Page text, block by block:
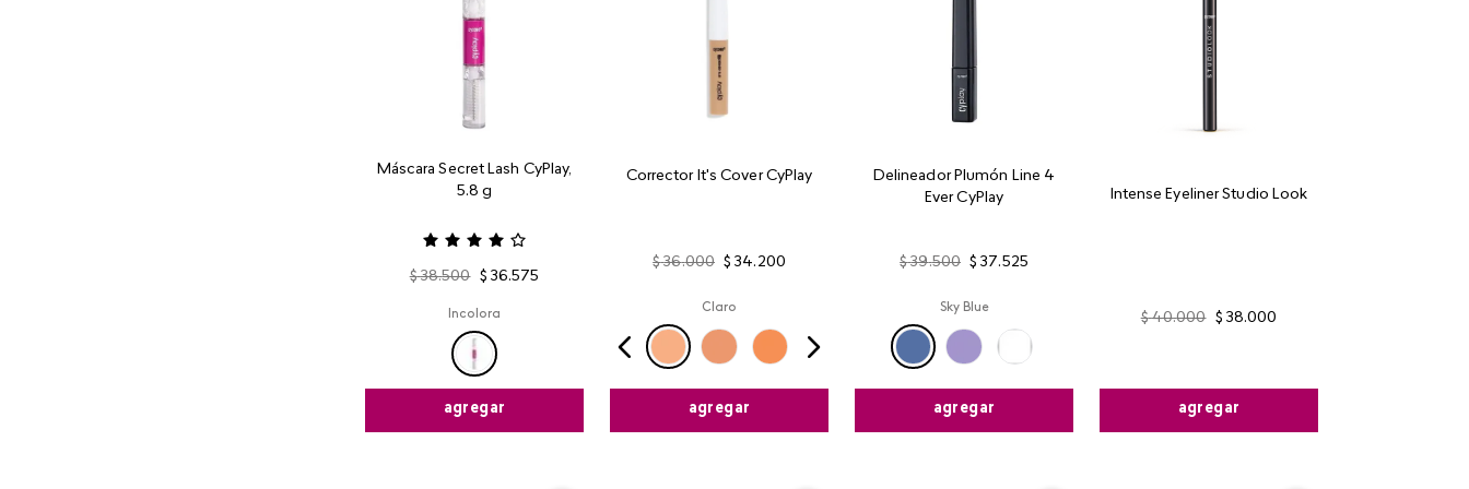
Máscara Secret Lash CyPlay,
5.8 g
$ 38.500 $ 36.575
Incolora
agregar
Corrector It's Cover CyPlay
$ 36.000 $ 34. 200
Claro
agregar
Delineador Plumón Line 4
Ever CyPlay
$ 39.500 $ 37.525
Sky Blue
agregar
Intense Eyeliner Studio Look
$ 40.000 $ 38.000
agregar